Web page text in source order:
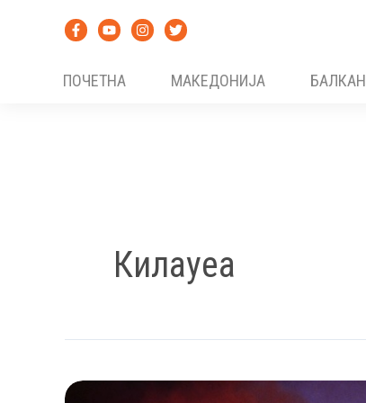
ПОЧЕТНА
МАКЕДОНИЈА БАЛКАН
Килауеа